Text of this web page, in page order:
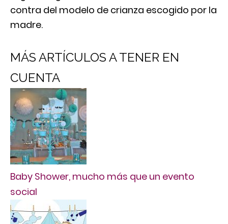
contra del modelo de crianza escogido por la
madre.
MÁS ARTÍCULOS A TENER EN
CUENTA
Baby Shower, mucho más que un evento
social